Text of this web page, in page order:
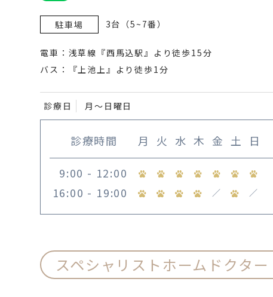
駐車場 3台（5~7番）
電車：浅草線『西馬込駅』より徒歩15分
バス：『上池上』より徒歩1分
診療日 月〜日曜日
診療時間 月 火 水 木 金 土 日
9:00 - 12:00
16:00 - 19:00
／ ／
スペシャリストホームドクター